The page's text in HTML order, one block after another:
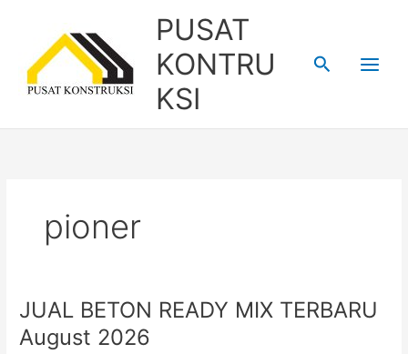
content
PUSAT
KONTRU
KSI
Search
pioner
JUAL BETON READY MIX TERBARU
August 2026
JUAL
BETON
READY